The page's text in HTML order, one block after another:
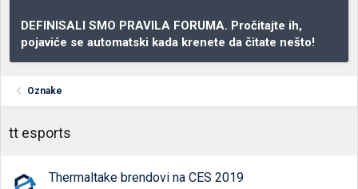
DEFINISALI SMO PRAVILA FORUMA. Pročitajte ih,
pojaviće se automatski kada krenete da čitate nešto!
Oznake
tt esports
Thermaltake brendovi na CES 2019